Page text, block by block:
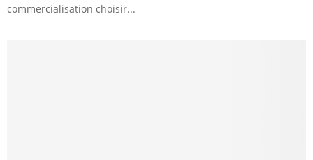
commercialisation choisir...